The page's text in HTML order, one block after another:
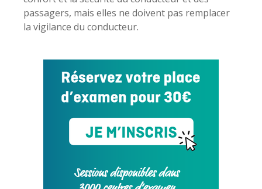
passagers, mais elles ne doivent pas remplacer
la vigilance du conducteur.